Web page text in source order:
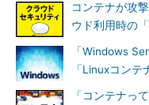
コンテナが攻
ウド利用時の
「Windows
「Linuxコン
「コンテナ